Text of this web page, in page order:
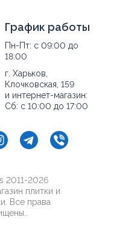
График работы
Пн-Пт: с 09:00 до
18:00
г. Харьков,
Клочковская, 159
и интернет-магазин:
Сб: с 10:00 до 17:00
2011-2026
плитки и
Все права